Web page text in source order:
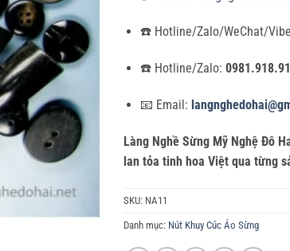
☎️ Hotline/Zalo/WeChat/
☎️ Hotline/Zalo:
📧 Email:
Làng Nghề Sừng Mỹ Nghệ Đô
lan tỏa tinh hoa Việt qua từng
SKU: NA11
Danh mục: Nút Khuy Cúc Áo Sừng